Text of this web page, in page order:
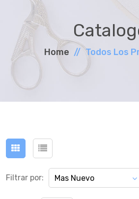
Home Todos Los
Filtrar por: Mas Nuevo